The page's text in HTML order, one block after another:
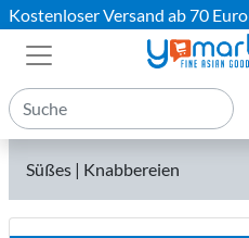
Kostenloser Versand ab 70 Euro
Süßes | Knabbereien